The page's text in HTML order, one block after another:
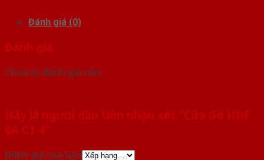
Đánh giá (0)
Đánh giá
Chưa có đánh giá nào.
Hãy là người đầu tiên nhận xét “Cửa Gỗ HDF
6A C1 4”
Đánh giá của bạn